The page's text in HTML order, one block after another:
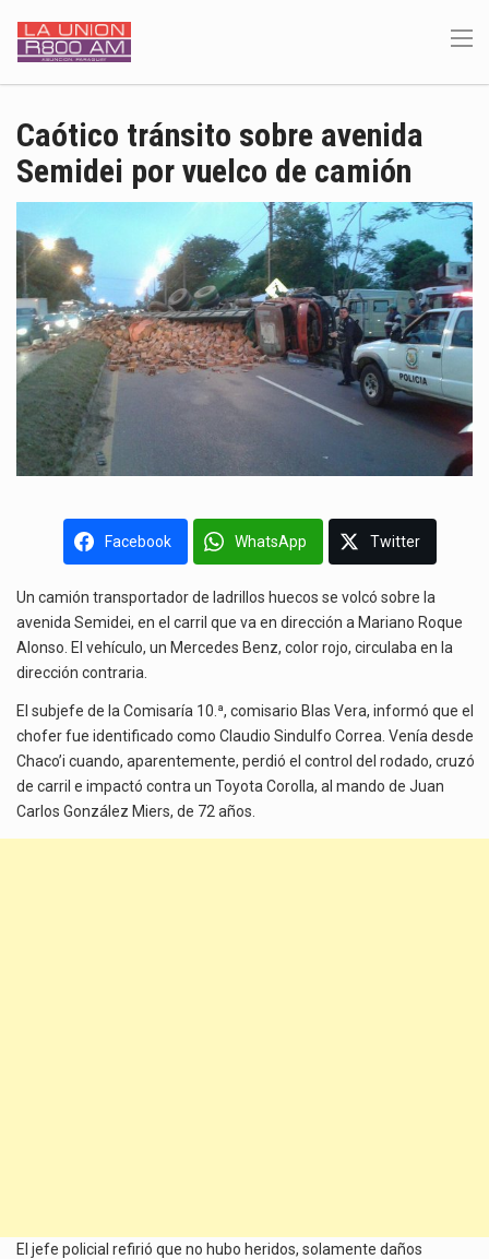
Caótico tránsito sobre avenida
Semidei por vuelco de camión
Facebook WhatsApp Twitter
Un camión transportador de ladrillos huecos se volcó sobre la
avenida Semidei, en el carril que va en dirección a Mariano Roque
Alonso. El vehículo, un Mercedes Benz, color rojo, circulaba en la
dirección contraria.
El subjefe de la Comisaría 10.ª, comisario Blas Vera, informó que el
chofer fue identificado como Claudio Sindulfo Correa. Venía desde
Chaco’i cuando, aparentemente, perdió el control del rodado, cruzó
de carril e impactó contra un Toyota Corolla, al mando de Juan
Carlos González Miers, de 72 años.
El jefe policial refirió que no hubo heridos, solamente daños